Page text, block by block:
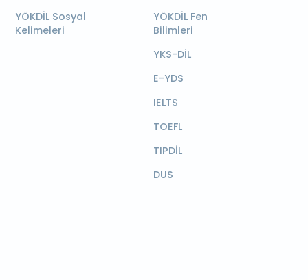
YÖKDİL Sosyal
Kelimeleri
YÖKDİL Fen
Bilimleri
YKS-DİL
E-YDS
IELTS
TOEFL
TIPDİL
DUS